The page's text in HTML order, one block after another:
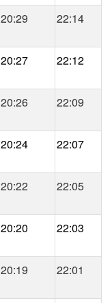
20:29 22:14
20:27 22:12
20:26 22:09
20:24 22:07
20:22 22:05
20:20 22:03
20:19 22:01